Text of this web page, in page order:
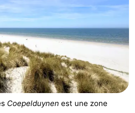
Coepelduynen est une zone